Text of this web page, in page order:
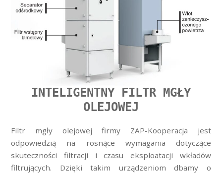
INTELIGENTNY FILTR MGŁY
OLEJOWEJ
Filtr mgły olejowej firmy ZAP-Kooperacja jest
odpowiedzią na rosnące wymagania dotyczące
skuteczności filtracji i czasu eksploatacji wkładów
filtrujących. Dzięki takim urządzeniom dbamy o